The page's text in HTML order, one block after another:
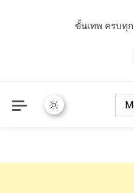
ขั้นเทพ ครบทุ